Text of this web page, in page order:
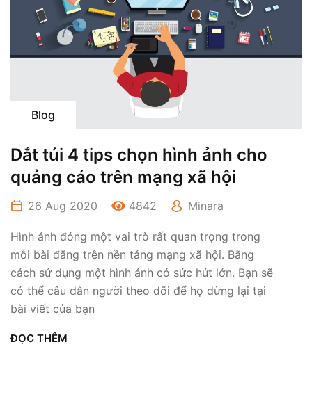
Blog
Dắt túi 4 tips chọn hình ảnh cho
quảng cáo trên mạng xã hội
26 Aug 2020 4842 Minara
Hình ảnh đóng một vai trò rất quan trọng trong
mỗi bài đăng trên nền tảng mạng xã hội. Bằng
cách sử dụng một hình ảnh có sức hút lớn. Bạn sẽ
có thể câu dẫn người theo dõi để họ dừng lại tại
bài viết của bạn
ĐỌC THÊM